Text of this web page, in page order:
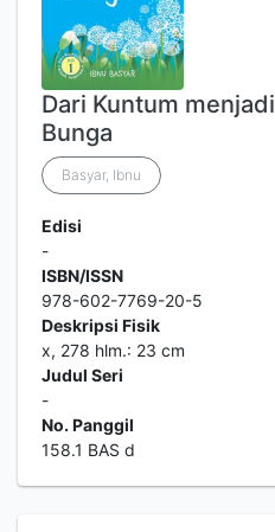
Dari Kuntum menjadi
Bunga
Basyar, Ibnu
Edisi
-
ISBN/ISSN
978-602-7769-20-5
Deskripsi Fisik
x, 278 hlm.: 23 cm
Judul Seri
-
No. Panggil
158.1 BAS d